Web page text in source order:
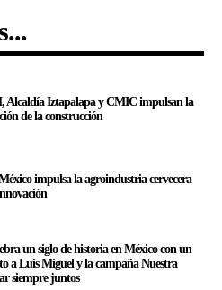
Alcaldía Iztapalapa y CMIC impulsan la
de la construcción
impulsa la agroindustria cervecera
un siglo de historia en México con un
a Luis Miguel y la campaña Nuestra
siempre juntos